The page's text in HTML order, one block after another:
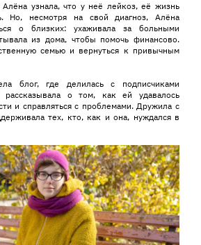
Алёна узнала, что у неё лейкоз, её жизнь
Но, несмотря на свой диагноз, Алёна
о близких: ухаживала за больными
из дома, чтобы помочь финансово.
семью и вернуться к привычным
блог, где делилась с подписчиками
рассказывала о том, как ей удавалось
и справляться с проблемами. Дружила с
тех, кто, как и она, нуждался в